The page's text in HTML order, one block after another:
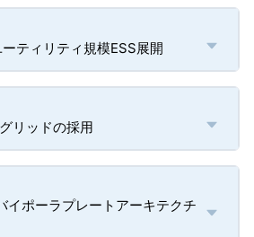
ティリティ規模ESS展開
リッドの採用
イポーラプレートアーキテクチ